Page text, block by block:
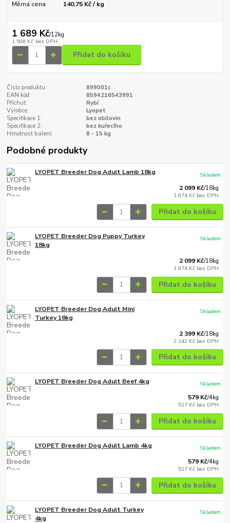
Měrná cena
140,75 Kč / kg
1 689 Kč/12kg
1 508 Kč bez DPH
Přidat do košíku
Číslo produktu:
899001c
EAN kód:
8594216543991
Příchuť:
Rybí
Výrobce:
Lyopet
Specifikace 1:
bez obilovin
Specifikace 2:
bez kuřecího
Hmotnost balení:
8 - 15 kg
Podobné produkty
LYOPET Breeder Dog Adult Lamb 18kg
2 099 Kč/18kg
1 874 Kč bez DPH
Skladem
Přidat do košíku
LYOPET Breeder Dog Puppy Turkey
18kg
2 099 Kč/18kg
1 874 Kč bez DPH
Skladem
Přidat do košíku
LYOPET Breeder Dog Adult Mini
Turkey 18kg
2 399 Kč/18kg
2 142 Kč bez DPH
Skladem
Přidat do košíku
LYOPET Breeder Dog Adult Beef 4kg
579 Kč/4kg
517 Kč bez DPH
Skladem
Přidat do košíku
LYOPET Breeder Dog Adult Lamb 4kg
579 Kč/4kg
517 Kč bez DPH
Skladem
Přidat do košíku
LYOPET Breeder Dog Adult Turkey
4kg
Skladem